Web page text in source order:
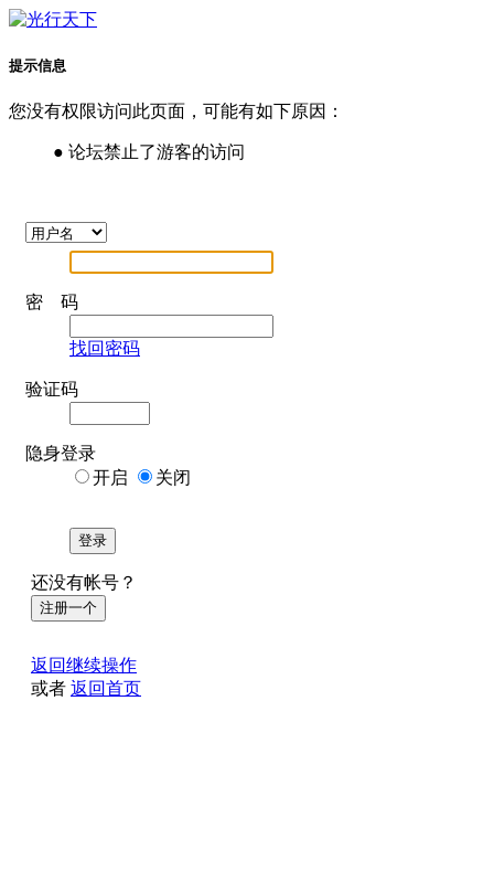
提示信息
您没有权限访问此页面，可能有如下原因：
● 论坛禁止了游客的访问
密 码
找回密码
验证码
隐身登录
开启
关闭
登录
还没有帐号？
注册一个
返回继续操作
或者 返回首页